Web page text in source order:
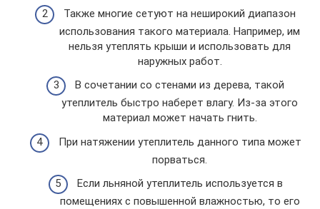
Также многие сетуют на неширокий диапазон
использования такого материала. Например, им
нельзя утеплять крыши и использовать для
наружных работ.
В сочетании со стенами из дерева, такой
утеплитель быстро наберет влагу. Из-за этого
материал может начать гнить.
При натяжении утеплитель данного типа может
порваться.
Если льняной утеплитель используется в
помещениях с повышенной влажностью, то его